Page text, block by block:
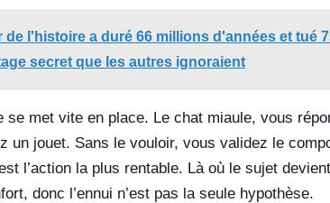
de l'histoire a duré 66 millions d'années et tué
secret que les autres ignoraient
se met vite en place. Le chat miaule, vous
un jouet. Sans le vouloir, vous validez le
l’action la plus rentable. Là où le sujet
donc l’ennui n’est pas la seule hypothèse.